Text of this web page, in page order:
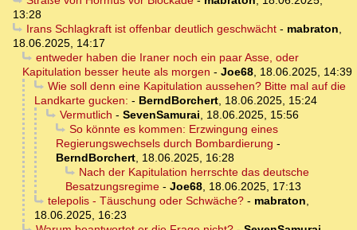
13:28
Irans Schlagkraft ist offenbar deutlich geschwächt- mabraton,
18.06.2025, 14:17
entweder haben die Iraner noch ein paar Asse, oder
Kapitulation besser heute als morgen - Joe68, 18.06.2025, 14:39
Wie soll denn eine Kapitulation aussehen? Bitte mal auf die
Landkarte gucken: - BerndBorchert, 18.06.2025, 15:24
Vermutlich - SevenSamurai, 18.06.2025, 15:56
So könnte es kommen: Erzwingung eines
Regierungswechsels durch Bombardierung -
BerndBorchert, 18.06.2025, 16:28
Nach der Kapitulation herrschte das deutsche
Besatzungsregime - Joe68, 18.06.2025, 17:13
telepolis - Täuschung oder Schwäche?- mabraton,
18.06.2025, 16:23